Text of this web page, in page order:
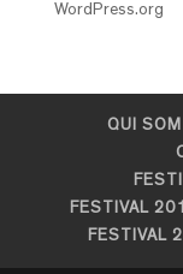
WordPress.org
QUI SOM
FESTIVAL
FESTIVAL